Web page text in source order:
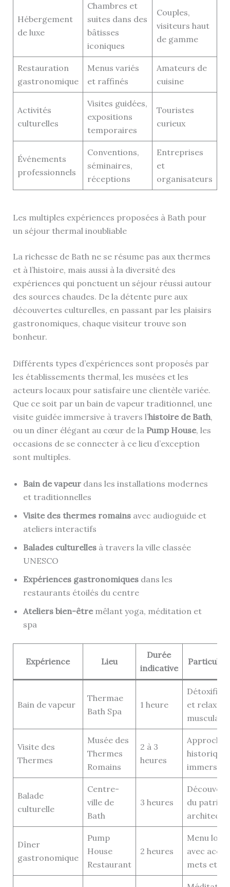
Hébergement
de luxe
Chambres et
suites dans des
bâtisses
iconiques
Couples,
visiteurs haut
de gamme
Restauration
gastronomique
Menus variés
et raffinés
Amateurs de
cuisine
Activités
culturelles
Visites guidées,
expositions
temporaires
Touristes
curieux
Événements
professionnels
Conventions,
séminaires,
réceptions
Entreprises
et
organisateurs
Les multiples expériences proposées à Bath pour
un séjour thermal inoubliable
La richesse de Bath ne se résume pas aux thermes
et à l’histoire, mais aussi à la diversité des
expériences qui ponctuent un séjour réussi autour
des sources chaudes. De la détente pure aux
découvertes culturelles, en passant par les plaisirs
gastronomiques, chaque visiteur trouve son
bonheur.
Différents types d’expériences sont proposés par
les établissements thermal, les musées et les
acteurs locaux pour satisfaire une clientèle variée.
Que ce soit par un bain de vapeur traditionnel, une
visite guidée immersive à travers l’histoire de Bath,
ou un dîner élégant au cœur de la Pump House, les
occasions de se connecter à ce lieu d’exception
sont multiples.
Bain de vapeurdans les installations modernes
et traditionnelles
Visite des thermes romainsavec audioguide et
ateliers interactifs
Balades culturellesà travers la ville classée
UNESCO
Expériences gastronomiquesdans les
restaurants étoilés du centre
Ateliers bien-êtremêlant yoga, méditation et
spa
Expérience Lieu
Durée
indicative
Bain de vapeur
Thermae
Bath Spa
1 heure
et
musculaire
Visite des
Thermes
Musée des
Thermes
Romains
2 à 3
heures
Approche
historique
immersive
Balade
culturelle
Centre-
ville de
Bath
3 heures
du
Dîner
gastronomique
Pump
House
Restaurant
2 heures
Menu local
avec
mets et